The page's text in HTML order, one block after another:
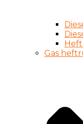
Gas